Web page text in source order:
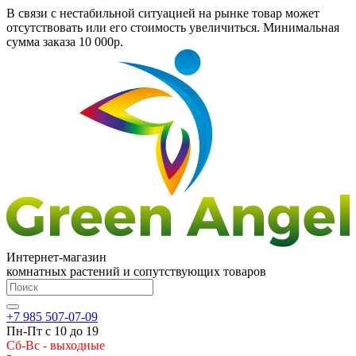
В связи с нестабильной ситуацией на рынке товар может
отсутствовать или его стоимость увеличиться. Минимальная
сумма заказа 10 000р.
Интернет-магазин
комнатных растений и сопутствующих товаров
+7 985 507-07-09
Пн-Пт с 10 до 19
Сб-Вс - выходные